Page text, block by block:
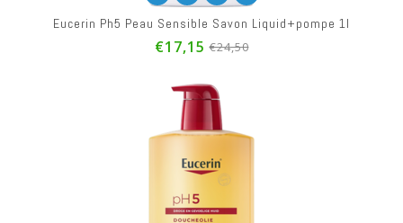
Eucerin Ph5 Peau Sensible Savon Liquid+pompe 1l
€17,15 €24,50